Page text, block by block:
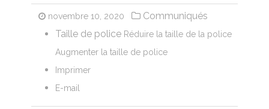
novembre 10, 2020
Communiqués
Taille de police Réduire la taille de la police
Augmenter la taille de police
Imprimer
E-mail